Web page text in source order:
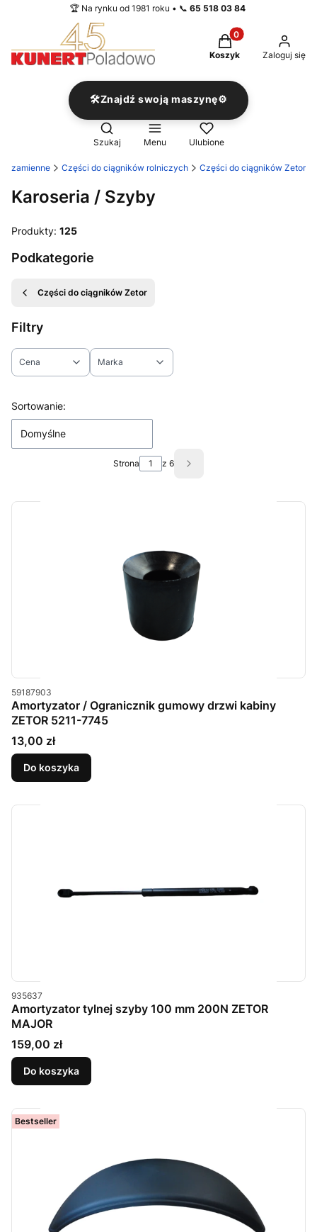
🏆 Na rynku od 1981 roku • 📞 65 518 03 84
Produkty w
Koszyk Zaloguj się
🛠️Znajdź swoją maszynę⚙️
Otwórz wyszukiwarkę
Szukaj Menu Ulubione
zamienne Części do ciągników rolniczych Części do ciągników Zetor
Karoseria / Szyby
Produkty: 125
Podkategorie
Części do ciągników Zetor
Filtry
Cena Marka
Lista produktów
Sortowanie:
Domyślne
Strona z 6 Następne produkty
Kod produktu
59187903
Amortyzator / Ogranicznik gumowy drzwi kabiny
ZETOR 5211-7745
Cena
13,00 zł
Do koszyka
Kod produktu
935637
Amortyzator tylnej szyby 100 mm 200N ZETOR
MAJOR
Cena
159,00 zł
Do koszyka
Bestseller